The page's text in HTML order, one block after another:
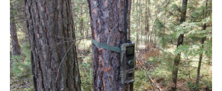
Персидский ковер «108 шахов» впервые вывезли из музея
Востока в Новосибирск
Актриса из Новосибирска Евгения Туркова сыграла мать
в сериале «Малой»